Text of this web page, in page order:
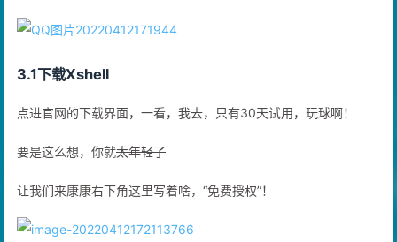
3.1下载Xshell
点进官网的下载界面，一看，我去，只有30天试用，玩球啊！
要是这么想，你就太年轻了
让我们来康康右下角这里写着啥，“免费授权”！